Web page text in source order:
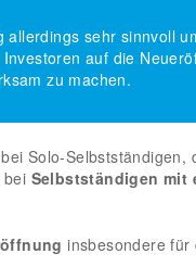
sehr sinnvoll
auf die
zu machen.
Solo-Selbstständigen,
bei Selbstständigen mit
insbesondere für